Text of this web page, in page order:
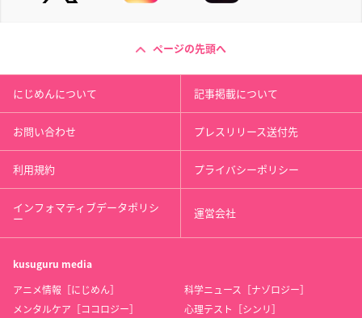
ページの先頭へ
にじめんについて 記事掲載について
お問い合わせ プレスリリース送付先
利用規約 プライバシーポリシー
インフォマティブデータポリシ
ー 運営会社
kusuguru media
アニメ情報［にじめん］
科学ニュース［ナゾロジー］
メンタルケア［ココロジー］
心理テスト［シンリ］